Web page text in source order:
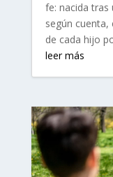
fe: nacida tras
según
de cada hijo
leer más